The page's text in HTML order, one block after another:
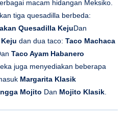
Vietnam
menyajikanRoti Gulung